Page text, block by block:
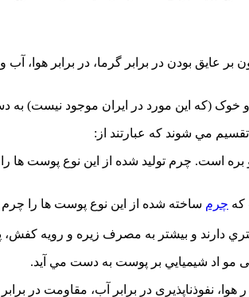
عايق بودن در برابر گرما، در برابر هوا،
و خوک (که این مورد در ایران موجود نیست) به
مي شوند كه عبارتند از:
است. چرم توليد شده از اين نوع پوست ها
كه چرم ساخته شده از اين نوع پوست ها را
دارند و بيشتر به مصرف زيره و رويه
مو اد شيميايي بر پوست به دست مي آيد.
هوا، نفوذناپذیری در برابر آب، مقاومت در